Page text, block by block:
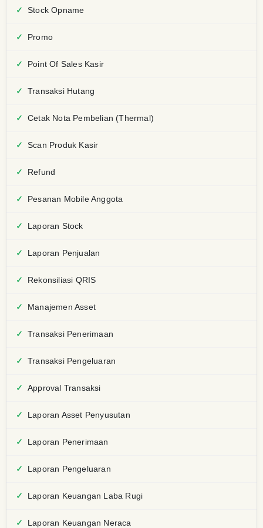
Stock Opname
Promo
Point Of Sales Kasir
Transaksi Hutang
Cetak Nota Pembelian (Thermal)
Scan Produk Kasir
Refund
Pesanan Mobile Anggota
Laporan Stock
Laporan Penjualan
Rekonsiliasi QRIS
Manajemen Asset
Transaksi Penerimaan
Transaksi Pengeluaran
Approval Transaksi
Laporan Asset Penyusutan
Laporan Penerimaan
Laporan Pengeluaran
Laporan Keuangan Laba Rugi
Laporan Keuangan Neraca